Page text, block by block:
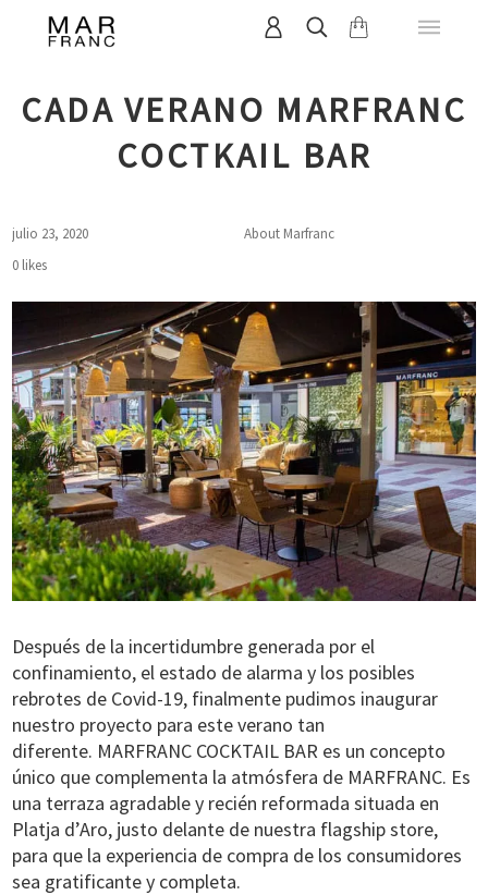
CADA VERANO MARFRANC
COCTKAIL BAR
julio 23, 2020
About Marfranc
0 likes
Después de la incertidumbre generada por el
confinamiento, el estado de alarma y los posibles
rebrotes de Covid-19, finalmente pudimos inaugurar
nuestro proyecto para este verano tan
diferente. MARFRANC COCKTAIL BAR es un concepto
único que complementa la atmósfera de MARFRANC. Es
una terraza agradable y recién reformada situada en
Platja d’Aro, justo delante de nuestra flagship store,
para que la experiencia de compra de los consumidores
sea gratificante y completa.